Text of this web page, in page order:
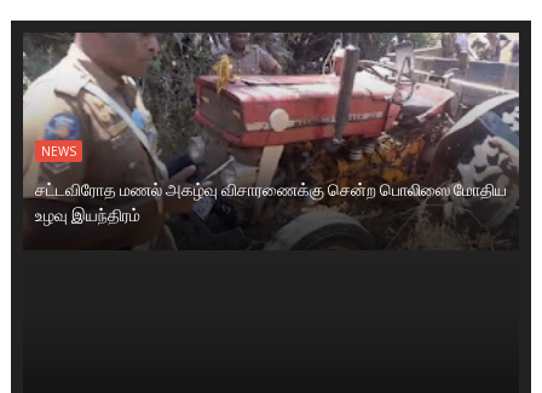
NEWS
சட்டவிரோத மணல் அகழ்வு விசாரணைக்கு சென்ற பொலிஸை மோதிய
உழவு இயந்திரம்